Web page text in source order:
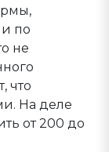
по
не
что
На деле
от 200 до